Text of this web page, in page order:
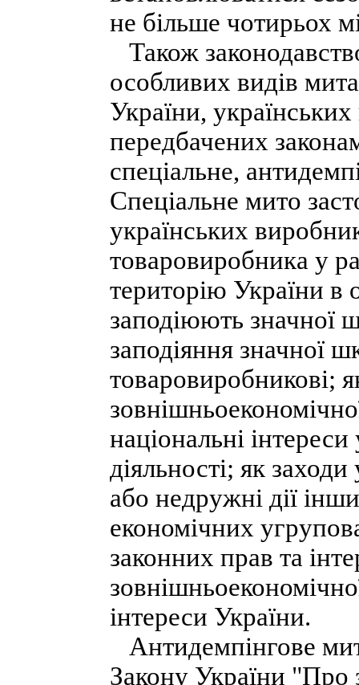
не більше чотирьох
Також
особливих видів
України,
передбачених
спеціальне,
Спеціальне мито
українських
товаровиробника у
територію України в
заподіюють значної
заподіяння значної
товаровиробникові;
національні
діяльності; як
або недружні дії
економічних
законних прав та
інтереси України.
Антидемпінгове
Закону України "Про